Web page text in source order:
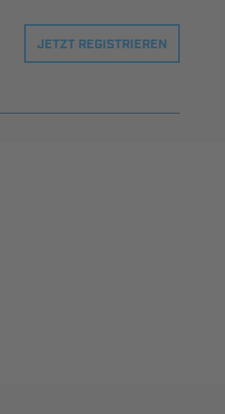
JETZT REGISTRIEREN